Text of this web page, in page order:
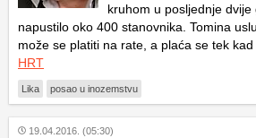
kruhom u posljednje
napustilo oko 400 stanovnika. Tomina
može se platiti na rate, a plaća se tek
HRT
Lika posao u inozemstvu
19.04.2016. (05:30)